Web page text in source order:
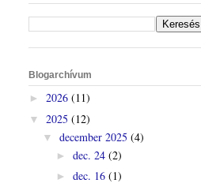
Blogarchívum
► 2026 (11)
▼ 2025 (12)
▼ december 2025 (4)
► dec. 24 (2)
► dec. 16 (1)